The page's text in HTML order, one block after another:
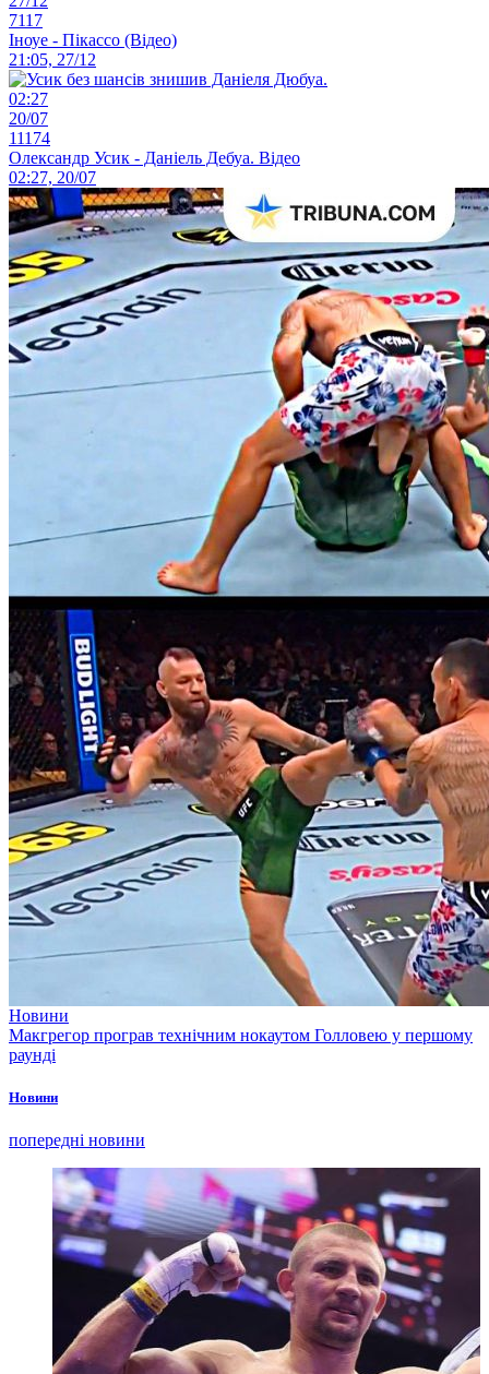
7117
Іноуе - Пікассо (Відео)
21:05, 27/12
02:27
20/07
11174
Олександр Усик - Даніель Дебуа. Відео
02:27, 20/07
Новини
Макгрегор програв технічним нокаутом Голловею у першому
раунді
Новини
попередні новини